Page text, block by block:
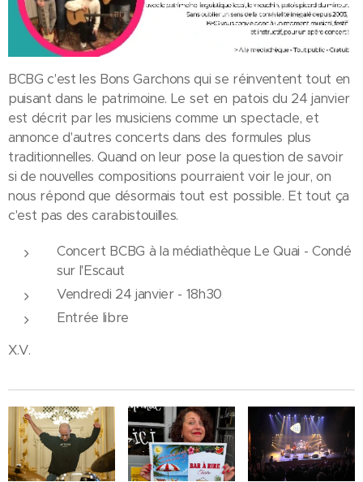
BCBG c'est les Bons Garchons qui se réinventent tout en
puisant dans le patrimoine. Le set en patois du 24 janvier
est décrit par les musiciens comme un spectacle, et
annonce d'autres concerts dans des formules plus
traditionnelles. Quand on leur pose la question de savoir
si de nouvelles compositions pourraient voir le jour, on
nous répond que désormais tout est possible. Et tout ça
c'est pas des carabistouilles.
Concert BCBG à la médiathèque Le Quai - Condé
sur l'Escaut
Vendredi 24 janvier - 18h30
Entrée libre
X.V.